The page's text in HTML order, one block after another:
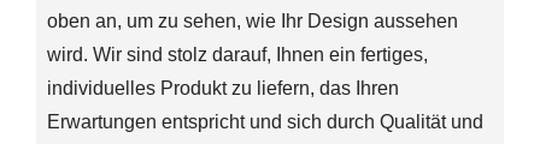
oben an, um zu sehen, wie Ihr Design aussehen
wird. Wir sind stolz darauf, Ihnen ein fertiges,
individuelles Produkt zu liefern, das Ihren
Erwartungen entspricht und sich durch Qualität und